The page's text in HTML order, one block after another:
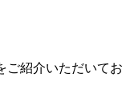
ご紹介いただいてお